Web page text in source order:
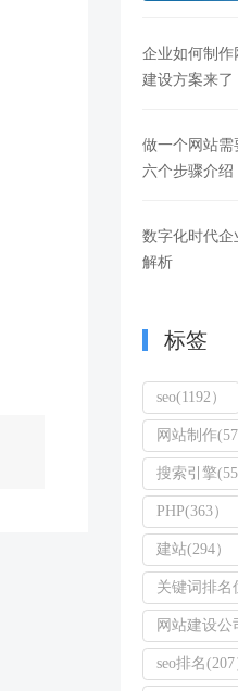
企业如何制作
建设方案来了
做一个网站需
六个步骤介绍
数字化时代企
解析
标签
seo(1192）
网站制作
搜索引擎
PHP(363）
建站(294）
关键词排名
网站建设公
seo排名(207